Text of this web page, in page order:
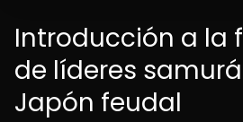
Introducción a la
de líderes
Japón feudal